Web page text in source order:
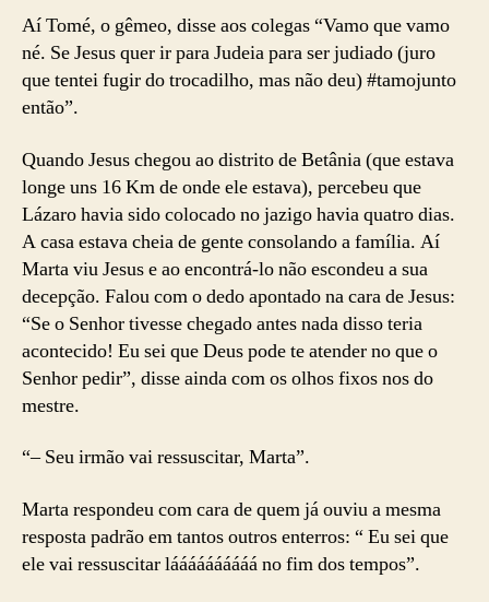
Aí Tomé, o gêmeo, disse aos colegas “Vamo que vamo
né. Se Jesus quer ir para Judeia para ser judiado (juro
que tentei fugir do trocadilho, mas não deu) #tamojunto
então”.
Quando Jesus chegou ao distrito de Betânia (que estava
longe uns 16 Km de onde ele estava), percebeu que
Lázaro havia sido colocado no jazigo havia quatro dias.
A casa estava cheia de gente consolando a família. Aí
Marta viu Jesus e ao encontrá-lo não escondeu a sua
decepção. Falou com o dedo apontado na cara de Jesus:
“Se o Senhor tivesse chegado antes nada disso teria
acontecido! Eu sei que Deus pode te atender no que o
Senhor pedir”, disse ainda com os olhos fixos nos do
mestre.
“– Seu irmão vai ressuscitar, Marta”.
Marta respondeu com cara de quem já ouviu a mesma
resposta padrão em tantos outros enterros: “ Eu sei que
ele vai ressuscitar láááááááááá no fim dos tempos”.